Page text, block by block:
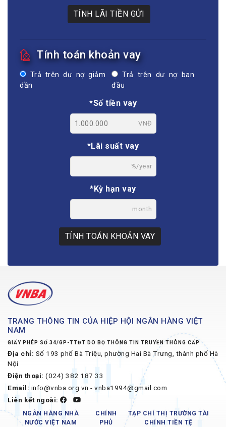
TÍNH LÃI TIỀN GỬI
Tính toán khoản vay
Trả trên dư nợ giảm
dần
Trả trên dư nợ ban
đầu
*Số tiền vay
VNĐ
*Lãi suất vay
%/year
*Kỳ hạn vay
month
TÍNH TOÁN KHOẢN VAY
TRANG THÔNG TIN CỦA HIỆP HỘI NGÂN HÀNG VIỆT
NAM
GIẤY PHÉP SỐ 34/GP-TTĐT DO BỘ THÔNG TIN TRUYỀN THÔNG CẤP
Địa chỉ: Số 193 phố Bà Triệu, phường Hai Bà Trưng, thành phố Hà
Nội
Điện thoại: (024) 382 187 33
Email: info@vnba.org.vn - vnba1994@gmail.com
Liên kết ngoài:
NGÂN HÀNG NHÀ
NƯỚC VIỆT NAM
CHÍNH
PHỦ
TẠP CHÍ THỊ TRƯỜNG TÀI
CHÍNH TIỀN TỆ